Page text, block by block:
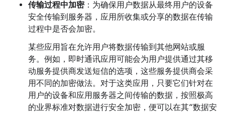
传输过程中加密：为确保用户数据从最终用户的设备
安全传输到服务器，应用所收集或分享的数据在传输
过程中是否会加密。
某些应用旨在允许用户将数据传输到其他网站或服
务。例如，即时通讯应用可能会为用户提供通过其移
动服务提供商发送短信的选项，这些服务提供商会采
用不同的加密做法。对于这类应用，只要它们针对在
用户的设备和应用服务器之间传输的数据，按照极高
的业界标准对数据进行安全加密，便可以在其“数据安